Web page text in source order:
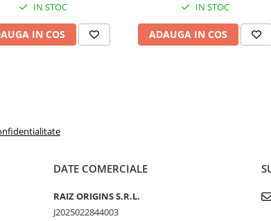
IN STOC
IN COS
IN STOC
ADAUGA IN COS
DATE COMERCIALE
RAIZ ORIGINS S.R.L.
J2025022844003